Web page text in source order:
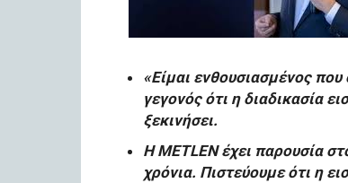
«Είμαι ενθουσιασμένος
γεγονός ότι η διαδικασία
ξεκινήσει.
Η MΕTLEN έχει παρουσία
χρόνια. Πιστεύουμε ότι η